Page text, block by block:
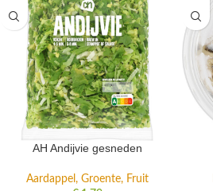
AH Andijvie gesneden
Aardappel, Groente, Fruit